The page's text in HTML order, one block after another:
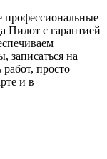
профессиональные
Пилот с гарантией
записаться на
просто
и в